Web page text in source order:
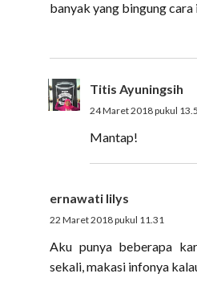
banyak yang bingung cara
Titis Ayuningsih
24 Maret 2018 pukul
Mantap!
ernawati lilys
22 Maret 2018 pukul 11.31
Aku punya beberapa
sekali, makasi infonya